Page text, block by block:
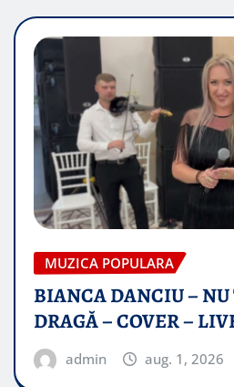
MUZICA POPULARA
BIANCA DANCIU – NU
DRAGĂ – COVER –
admin aug. 1, 2026